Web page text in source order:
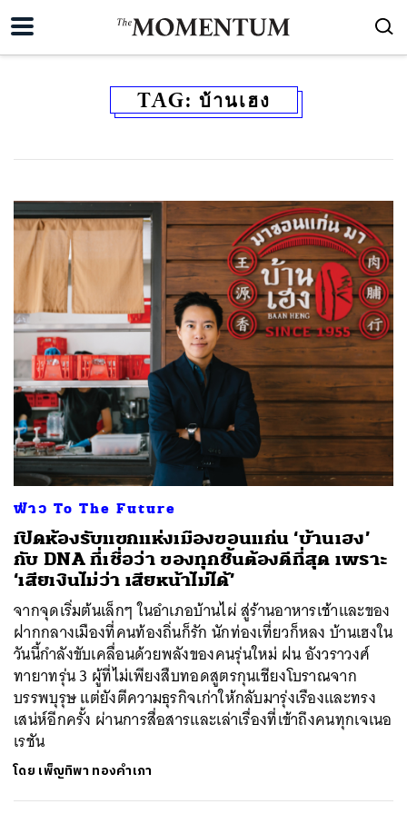
TAG: บ้านเฮง
ฟ่าว To The Future
เปิดห้องรับแขกแห่งเมืองขอนแก่น ‘บ้านเฮง’
กับ DNA ที่เชื่อว่า ของทุกชิ้นต้องดีที่สุด เพราะ
‘เสียเงินไม่ว่า เสียหน้าไม่ได้’
จากจุดเริ่มต้นเล็กๆ ในอำเภอบ้านไผ่ สู่ร้านอาหารเช้าและของ
ฝากกลางเมืองที่คนท้องถิ่นก็รัก นักท่องเที่ยวก็หลง บ้านเฮงใน
วันนี้กำลังขับเคลื่อนด้วยพลังของคนรุ่นใหม่ ฝน อังวราวงศ์
ทายาทรุ่น 3 ผู้ที่ไม่เพียงสืบทอดสูตรกุนเชียงโบราณจาก
บรรพบุรุษ แต่ยังตีความธุรกิจเก่าให้กลับมารุ่งเรืองและทรง
เสน่ห์อีกครั้ง ผ่านการสื่อสารและเล่าเรื่องที่เข้าถึงคนทุกเจเนอ
เรชัน
โดย เพ็ญทิพา ทองคำเภา
ค้นหา